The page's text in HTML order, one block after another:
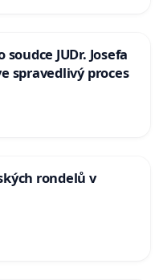
JUDr. Josefa
spravedlivý proces
rondelů v